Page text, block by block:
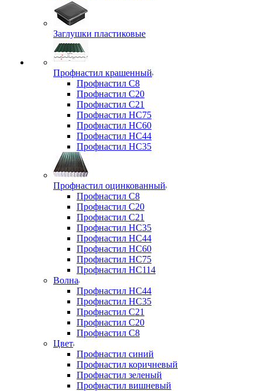
Заглушки пластиковые
Профнастил крашенный
Профнастил С8
Профнастил С20
Профнастил С21
Профнастил НС75
Профнастил НС60
Профнастил НС44
Профнастил НС35
Профнастил оцинкованный
Профнастил С8
Профнастил С20
Профнастил С21
Профнастил НС35
Профнастил НС44
Профнастил НС60
Профнастил НС75
Профнастил НС114
Волна
Профнастил НС44
Профнастил НС35
Профнастил С21
Профнастил С20
Профнастил С8
Цвет
Профнастил синий
Профнастил коричневый
Профнастил зеленый
Профнастил вишневый